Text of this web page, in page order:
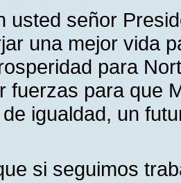
usted señor
una mejor vida
para
fuerzas para que
igualdad, un
si seguimos